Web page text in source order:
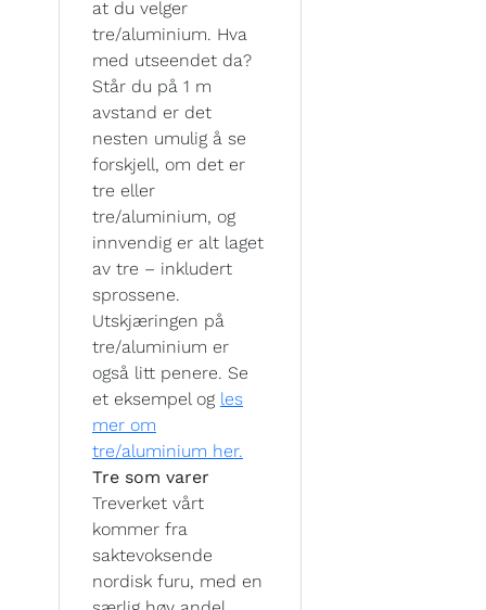
at du velger
tre/aluminium. Hva
med utseendet da?
Står du på 1 m
avstand er det
nesten umulig å se
forskjell, om det er
tre eller
tre/aluminium, og
innvendig er alt laget
av tre – inkludert
sprossene.
Utskjæringen på
tre/aluminium er
også litt penere. Se
et eksempel og les
mer om
tre/aluminium her.
Tre som varer
Treverket vårt
kommer fra
saktevoksende
nordisk furu, med en